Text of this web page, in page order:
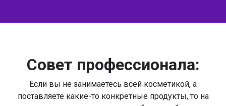
Совет профессионала:
Если вы не занимаетесь всей косметикой, а
поставляете какие-то конкретные продукты, то на